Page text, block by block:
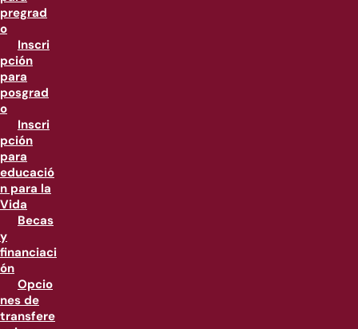
pregrad
o
Inscri
pción
para
posgrad
o
Inscri
pción
para
educació
n para la
Vida
Becas
y
financiaci
ón
Opcio
nes de
transfere